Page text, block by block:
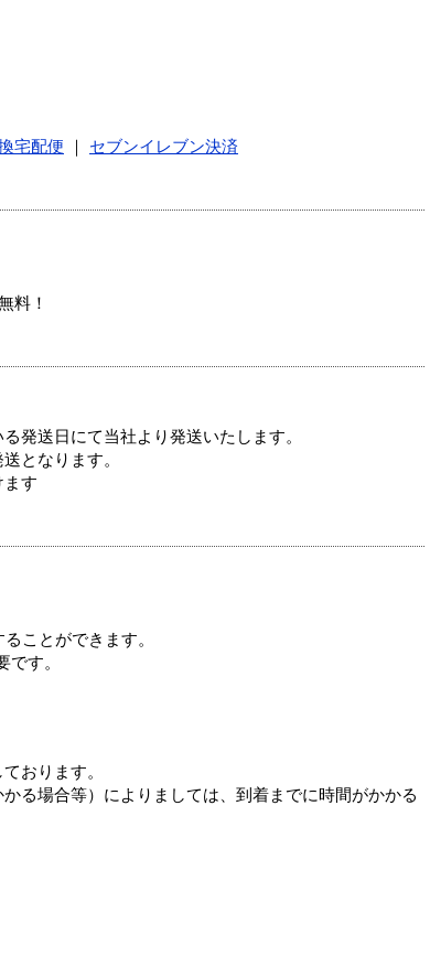
宅配便
セブンイレブン決済
料！
発送日にて当社より発送いたします。
となります。
す
ことができます。
す。
おります。
る場合等）によりましては、到着までに時間がかかる